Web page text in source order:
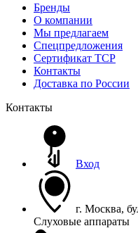
Бренды
О компании
Мы предлагаем
Спецпредложения
Сертификат ТСР
Контакты
Доставка по России
Контакты
Вход
г. Москва,
Слуховые аппараты